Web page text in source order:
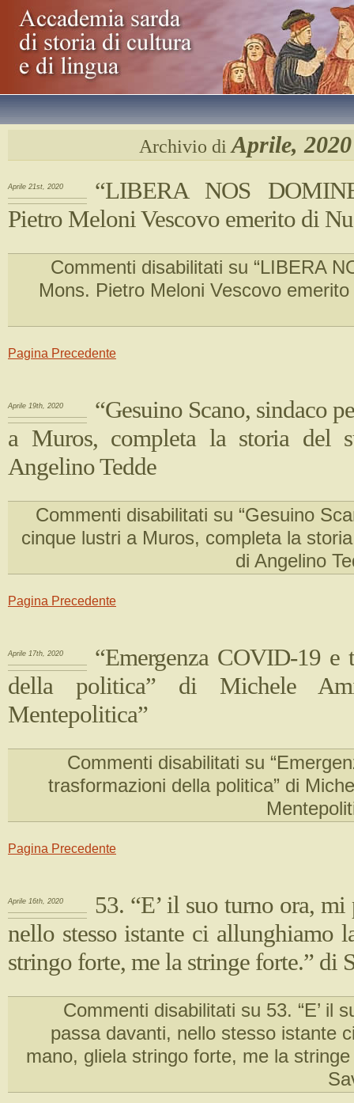
Archivio diAprile, 2020
Aprile 21st, 2020
“LIBERA NOS
Pietro Meloni Vescovo emerito di
Commenti disabilitati su “LIBERA
Mons. Pietro Meloni Vescovo
Pagina Precedente
Aprile 19th, 2020
“Gesuino Scano, sindaco
a Muros, completa la storia del
Angelino Tedde
Commenti disabilitati su “Gesuino
cinque lustri a Muros, completa la
di Angelino
Pagina Precedente
Aprile 17th, 2020
“Emergenza COVID-19 e
della politica” di Michele
Mentepolitica”
Commenti disabilitati su
trasformazioni della politica” di
Pagina Precedente
Aprile 16th, 2020
53. “E’ il suo turno ora, mi
nello stesso istante ci allunghiamo
stringo forte, me la stringe forte.” di
Commenti disabilitati su 53. “E’ il
passa davanti, nello stesso istante
mano, gliela stringo forte, me la